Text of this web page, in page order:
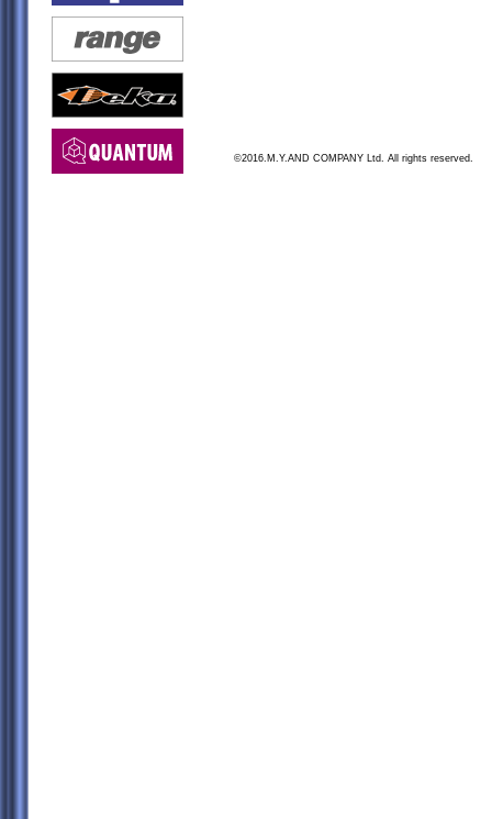
©2016.M.Y.AND COMPANY Ltd. All rights reserved.